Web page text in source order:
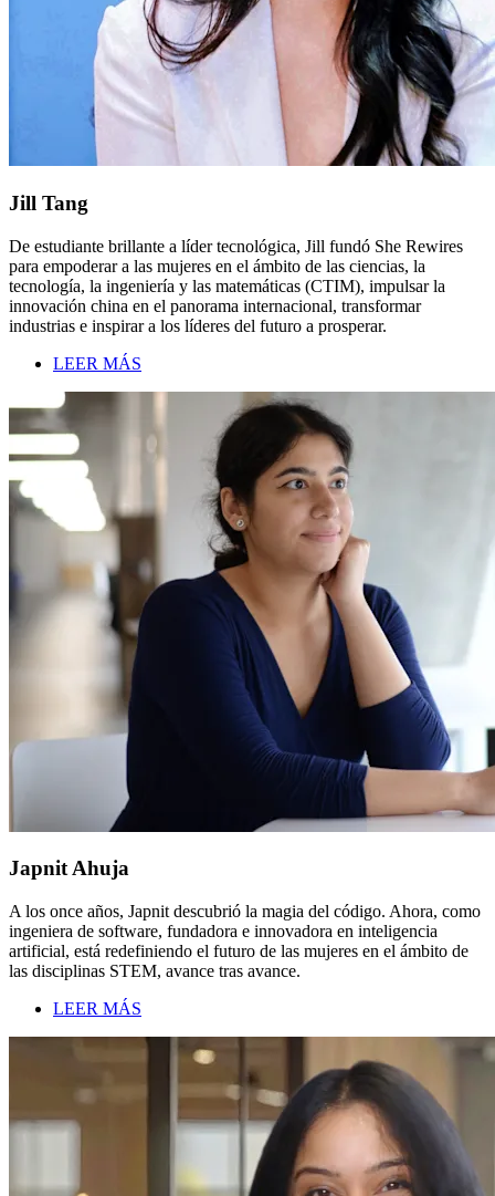
Jill Tang
De estudiante brillante a líder tecnológica, Jill fundó She Rewires
para empoderar a las mujeres en el ámbito de las ciencias, la
tecnología, la ingeniería y las matemáticas (CTIM), impulsar la
innovación china en el panorama internacional, transformar
industrias e inspirar a los líderes del futuro a prosperar.
LEER MÁS
Japnit Ahuja
A los once años, Japnit descubrió la magia del código. Ahora, como
ingeniera de software, fundadora e innovadora en inteligencia
artificial, está redefiniendo el futuro de las mujeres en el ámbito de
las disciplinas STEM, avance tras avance.
LEER MÁS